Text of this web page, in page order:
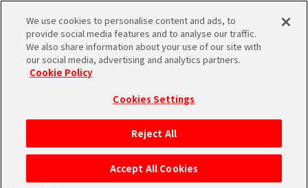
MEN
STARTSEITE
NEUES
We use cookies to personalise content and ads, to
provide social media features and to analyse our traffic.
We also share information about your use of our site with
our social media, advertising and analytics partners.
Cookie Policy
Cookies Settings
Reject All
Accept All Cookies